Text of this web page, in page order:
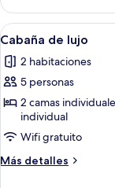
de
lujo
Abrir
todas
las
fotos
de
Cabaña
de
lujo
6
Cabaña de lujo
2 habitaciones
5 personas
2 camas
individual
Wifi gratuito
Más detalles
Más